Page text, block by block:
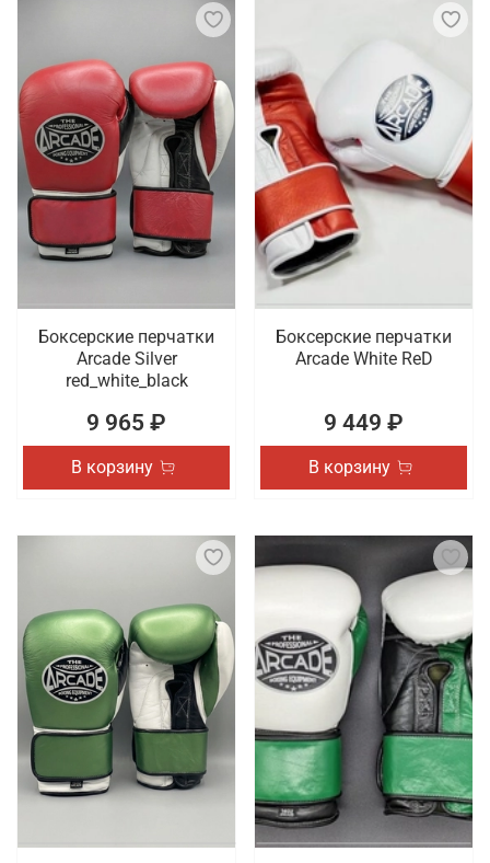
Боксерские перчатки
Arcade Silver
red_white_black
9 965 ₽
В корзину
Боксерские перчатки
Arcade White ReD
9 449 ₽
В корзину